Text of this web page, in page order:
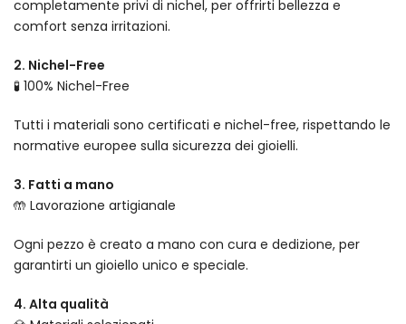
completamente privi di nichel, per offrirti bellezza e
comfort senza irritazioni.
2. Nichel-Free
🧪 100% Nichel-Free
Tutti i materiali sono certificati e nichel-free, rispettando le
normative europee sulla sicurezza dei gioielli.
3. Fatti a mano
🤲 Lavorazione artigianale
Ogni pezzo è creato a mano con cura e dedizione, per
garantirti un gioiello unico e speciale.
4. Alta qualità